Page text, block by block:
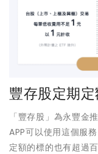
豐存股定期
「豐存股」為永豐金
APP可以使用這個服
定額的標的也有超過